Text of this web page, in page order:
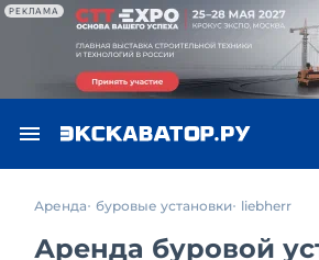
РЕКЛАМА
Аренда буровые установки liebherr
Аренда буровой